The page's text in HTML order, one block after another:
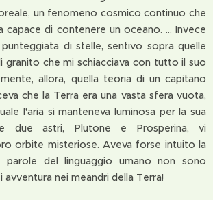
un fenomeno cosmico continuo che
capace di contenere un oceano. ... Invece
di stelle, sentivo sopra quelle
granito che mi schiacciava con tutto il suo
allora, quella teoria di un capitano
che la Terra era una vasta sfera vuota,
l'aria si manteneva luminosa per la sua
due astri, Plutone e Prosperina, vi
orbite misteriose. Aveva forse intuito la
del linguaggio umano non sono
avventura nei meandri della Terra!